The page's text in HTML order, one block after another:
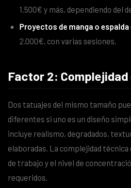
1.500€ y más, dependiendo del
Proyectos de manga o
2.000€, con varias sesiones.
Factor 2: Complejidad
Dos tatuajes del mismo tamaño
diferentes si uno es un diseño
incluye realismo, degradados,
elaboradas. La complejidad
de trabajo y el nivel de
requeridos.